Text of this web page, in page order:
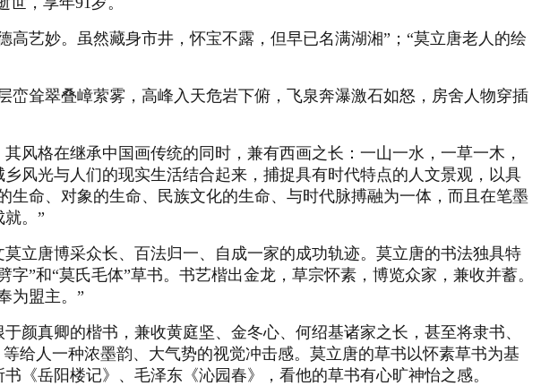
艺妙。虽然藏身市井，怀宝不露，但早已名满湖湘”；“莫立唐老人的绘
耸翠叠嶂萦雾，高峰入天危岩下俯，飞泉奔瀑激石如怒，房舍人物穿插
风格在继承中国画传统的同时，兼有西画之长：一山一水，一草一木，
风光与人们的现实生活结合起来，捕捉具有时代特点的人文景观，以具
命、对象的生命、民族文化的生命、与时代脉搏融为一体，而且在笔墨
。”
立唐博采众长、百法归一、自成一家的成功轨迹。莫立唐的书法独具特
”和“莫氏毛体”草书。书艺楷出金龙，草宗怀素，博览众家，兼收并蓄。
为盟主。”
颜真卿的楷书，兼收黄庭坚、金冬心、何绍基诸家之长，甚至将隶书、
给人一种浓墨韵、大气势的视觉冲击感。莫立唐的草书以怀素草书为基
《岳阳楼记》、毛泽东《沁园春》，看他的草书有心旷神怡之感。